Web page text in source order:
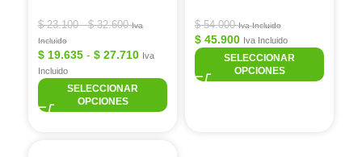
$23.100 - $32.600 Iva
Incluido
$ 19.635 - $ 27.710 Iva
Incluido
SELECCIONAR
OPCIONES
$54.000 Iva Incluido
$ 45.900 Iva Incluido
SELECCIONAR
OPCIONES